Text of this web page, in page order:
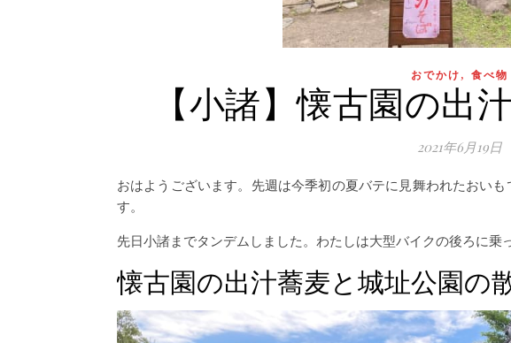
おでかけ , 食べ物
【小諸】懐古園の出
2021年6月19日
おはようございます。先週は今季初の夏バテに見舞われたおい
す。
先日小諸までタンデムしました。わたしは大型バイクの後ろに乗
懐古園の出汁蕎麦と城址公園の